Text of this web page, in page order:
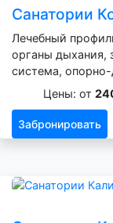
Санатории
Лечебный
органы дыхания,
система, опорно-
Цены: от
Забронировать